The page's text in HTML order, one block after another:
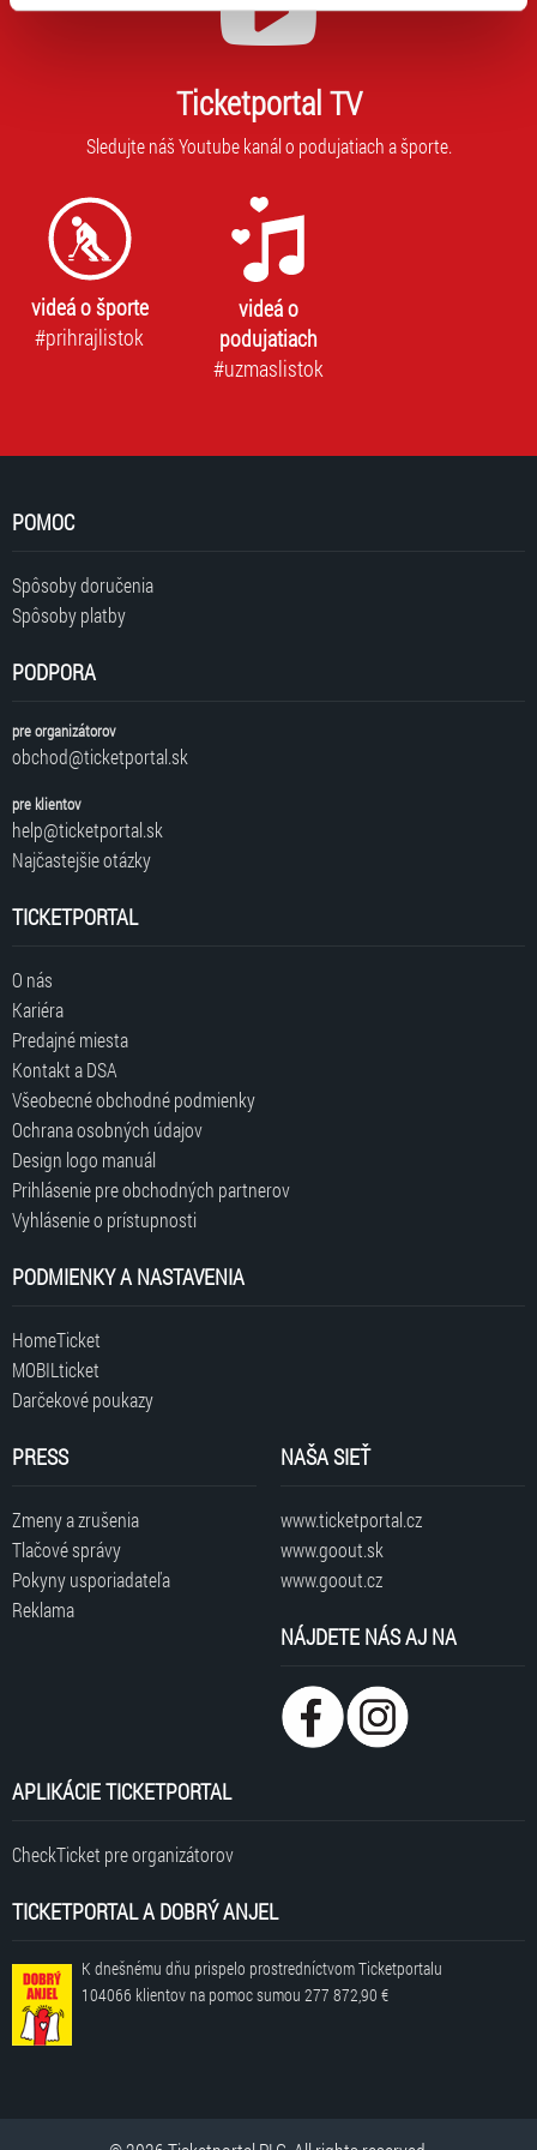
typy cookies používáme, naleznete níže. Možnosti
zpracování upravíte zaškrtnutím příslušné varianty. Svoji
„Cookies a jejich nastavení“.Ticketportal TV
Sledujte náš Youtube kanál o podujatiach a športe.
videá o športe
#prihrajlistok
videá o
podujatiach
#uzmaslistok
POMOC
Spôsoby doručenia
Spôsoby platby
PODPORA
pre organizátorov
obchod@ticketportal.sk
pre klientov
help@ticketportal.sk
Najčastejšie otázky
TICKETPORTAL
O nás
Kariéra
Predajné miesta
Kontakt a DSA
Všeobecné obchodné podmienky
Ochrana osobných údajov
Design logo manuál
Prihlásenie pre obchodných partnerov
Vyhlásenie o prístupnosti
PODMIENKY A NASTAVENIA
HomeTicket
MOBILticket
Darčekové poukazy
PRESS
Zmeny a zrušenia
Tlačové správy
Pokyny usporiadateľa
Reklama
NAŠA SIEŤ
www.ticketportal.cz
www.goout.sk
www.goout.cz
NÁJDETE NÁS AJ NA
APLIKÁCIE TICKETPORTAL
CheckTicket pre organizátorov
TICKETPORTAL A DOBRÝ ANJEL
K dnešnému dňu prispelo prostredníctvom Ticketportalu
104066 klientov na pomoc sumou 277 872,90 €